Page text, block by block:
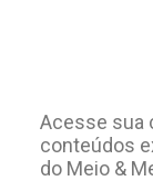
Acesse sua
conteúdos
do Meio &